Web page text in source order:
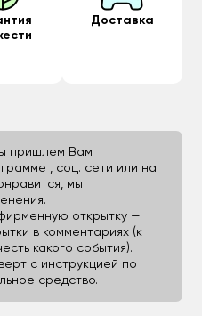
Доставка
пришлем Вам
, соц. сети или на
мы
открытку —
в комментариях (к
какого события).
с инструкцией по
средство.